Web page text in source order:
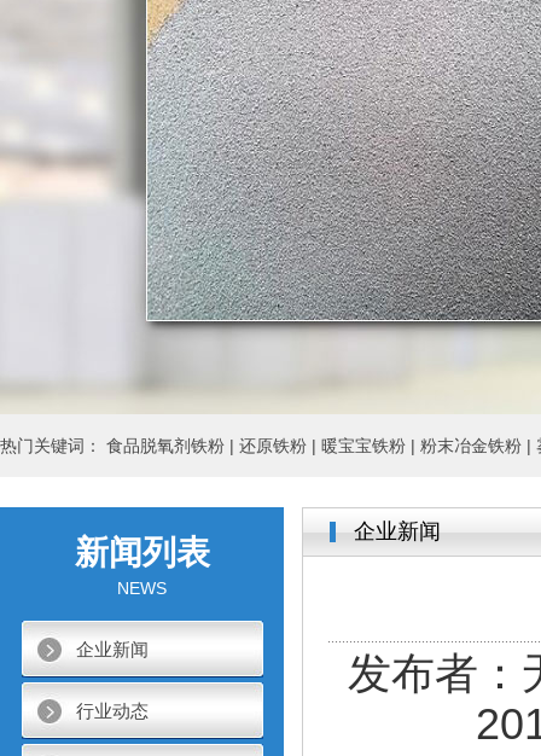
热门关键词： 食品脱氧剂铁粉 | 还原铁粉 | 暖宝宝铁粉 | 粉末冶金铁粉 |
新闻列表
NEWS
企业新闻
行业动态
企业新闻
发布者：